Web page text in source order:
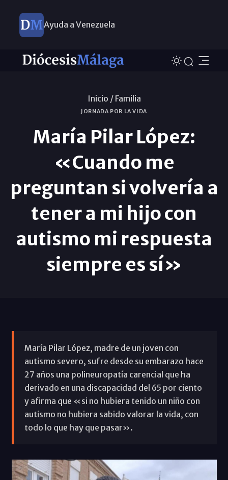
Ayuda a Venezuela
Inicio / Familia
JORNADA POR LA VIDA
María Pilar López:
«Cuando me
preguntan si volvería a
tener a mi hijo con
autismo mi respuesta
siempre es sí»
María Pilar López, madre de un joven con
autismo severo, sufre desde su embarazo hace
27 años una polineuropatía carencial que ha
derivado en una discapacidad del 65 por ciento
y afirma que «si no hubiera tenido un niño con
autismo no hubiera sabido valorar la vida, con
todo lo que hay que pasar».